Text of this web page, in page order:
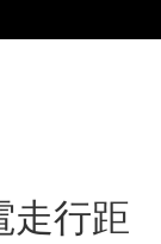
走行距